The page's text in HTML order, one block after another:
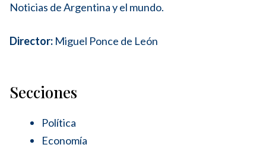
Noticias de Argentina y el mundo.
Director: Miguel Ponce de León
Secciones
Política
Economía